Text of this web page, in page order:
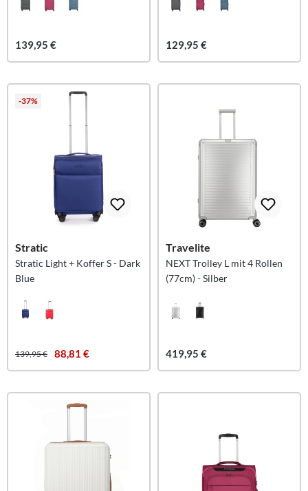
139,95 € 129,95 €
-37%
Stratic
Stratic Light + Koffer S - Dark
Blue
139,95 € 88,81 €
Travelite
NEXT Trolley L mit 4 Rollen
(77cm) - Silber
419,95 €